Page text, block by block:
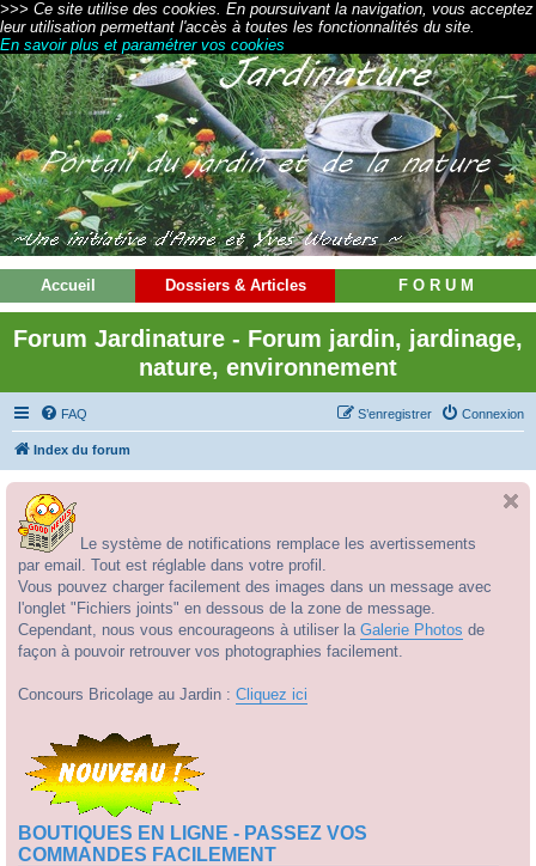
>>> Ce site utilise des cookies. En poursuivant la navigation, vous acceptez
leur utilisation permettant l'accès à toutes les fonctionnalités du site.
En savoir plus et paramétrer vos cookies
Accueil Dossiers & Articles F O R U M
Forum Jardinature - Forum jardin, jardinage,
nature, environnement
FAQ Connexion
S’enregistrer
Index du forum
Le système de notifications remplace les avertissements
par email. Tout est réglable dans votre profil.
Vous pouvez charger facilement des images dans un message avec
l'onglet "Fichiers joints" en dessous de la zone de message.
Cependant, nous vous encourageons à utiliser la Galerie Photos de
façon à pouvoir retrouver vos photographies facilement.
Concours Bricolage au Jardin : Cliquez ici
BOUTIQUES EN LIGNE - PASSEZ VOS
COMMANDES FACILEMENT